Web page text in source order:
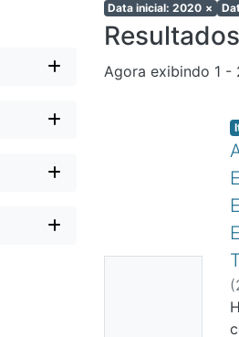
Data inicial: 2020 ×
Agora exibindo 1 -
(